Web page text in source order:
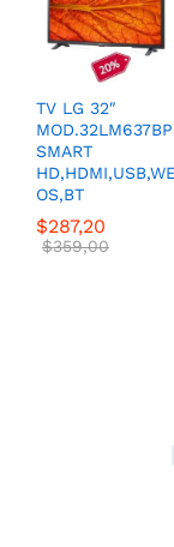
TV LG 32″
SMART
OS,BT
$287,20
$359,00